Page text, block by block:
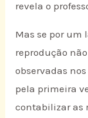
revela o
Mas se por um
reprodução
observadas
pela primeira
contabilizar as